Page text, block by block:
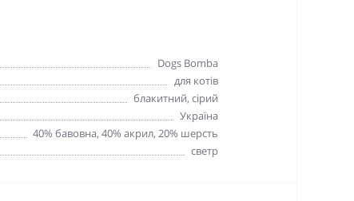
Dogs Bomba
для котів
блакитний, сірий
Україна
40% бавовна, 40% акрил, 20% шерсть
светр